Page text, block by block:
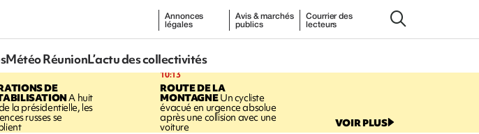
Annonces
légales
Avis & marchés
publics
Courrier des
lecteurs
Météo RéunionL’actu des collectivités
DE
A huit
la présidentielle, les
russes se
10:13
ROUTE DE LA
MONTAGNEUn cycliste
évacué en urgence absolue
après une collision avec une
voiture VOIR PLUS